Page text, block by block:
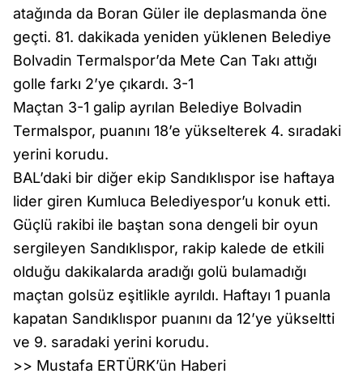
atağında da Boran Güler ile deplasmanda öne
geçti. 81. dakikada yeniden yüklenen Belediye
Bolvadin Termalspor’da Mete Can Takı attığı
golle farkı 2’ye çıkardı. 3-1
Maçtan 3-1 galip ayrılan Belediye Bolvadin
Termalspor, puanını 18’e yükselterek 4. sıradaki
yerini korudu.
BAL’daki bir diğer ekip Sandıklıspor ise haftaya
lider giren Kumluca Belediyespor’u konuk etti.
Güçlü rakibi ile baştan sona dengeli bir oyun
sergileyen Sandıklıspor, rakip kalede de etkili
olduğu dakikalarda aradığı golü bulamadığı
maçtan golsüz eşitlikle ayrıldı. Haftayı 1 puanla
kapatan Sandıklıspor puanını da 12’ye yükseltti
ve 9. saradaki yerini korudu.
>> Mustafa ERTÜRK’ün Haberi